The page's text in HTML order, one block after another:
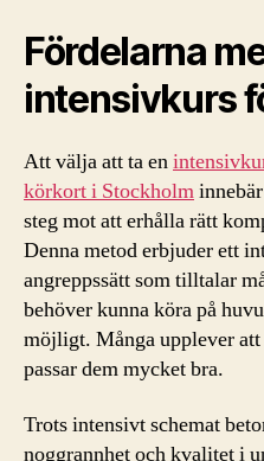
Fördelarna
intensivkurs
Att välja att ta en
körkort i Stockholm
steg mot att erhålla rätt
Denna metod erbjuder ett
angreppssätt som tilltalar
behöver kunna köra på
möjligt. Många upplever
passar dem mycket bra.
Trots intensivt schemat
noggrannhet och kvalitet i